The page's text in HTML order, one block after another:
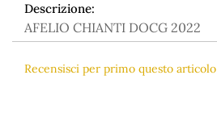
Descrizione:
AFELIO CHIANTI DOCG 2022
Recensisci per primo questo articolo